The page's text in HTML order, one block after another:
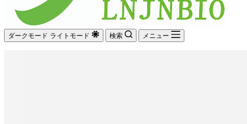
ダークモード ライトモード 検索 メニュー